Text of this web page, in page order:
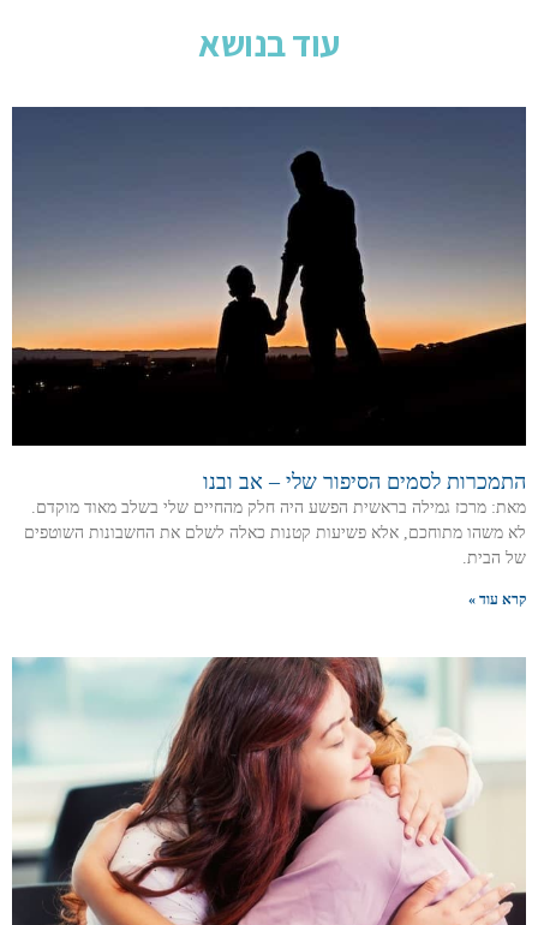
עוד בנושא
התמכרות לסמים הסיפור שלי – אב ובנו
מאת: מרכז גמילה בראשית הפשע היה חלק מהחיים שלי בשלב מאוד מוקדם.
לא משהו מתוחכם, אלא פשיעות קטנות כאלה לשלם את החשבונות השוטפים
של הבית.
קרא עוד »